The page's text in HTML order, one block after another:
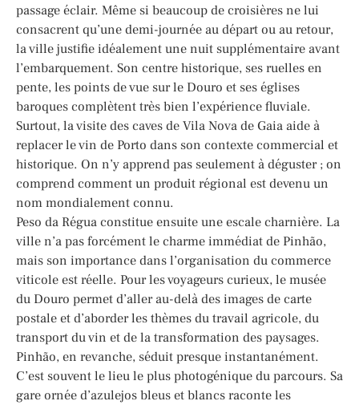
passage éclair. Même si beaucoup de croisières ne lui
consacrent qu’une demi-journée au départ ou au retour,
la ville justifie idéalement une nuit supplémentaire avant
l’embarquement. Son centre historique, ses ruelles en
pente, les points de vue sur le Douro et ses églises
baroques complètent très bien l’expérience fluviale.
Surtout, la visite des caves de Vila Nova de Gaia aide à
replacer le vin de Porto dans son contexte commercial et
historique. On n’y apprend pas seulement à déguster ; on
comprend comment un produit régional est devenu un
nom mondialement connu.
Peso da Régua constitue ensuite une escale charnière. La
ville n’a pas forcément le charme immédiat de Pinhão,
mais son importance dans l’organisation du commerce
viticole est réelle. Pour les voyageurs curieux, le musée
du Douro permet d’aller au-delà des images de carte
postale et d’aborder les thèmes du travail agricole, du
transport du vin et de la transformation des paysages.
Pinhão, en revanche, séduit presque instantanément.
C’est souvent le lieu le plus photogénique du parcours. Sa
gare ornée d’azulejos bleus et blancs raconte les